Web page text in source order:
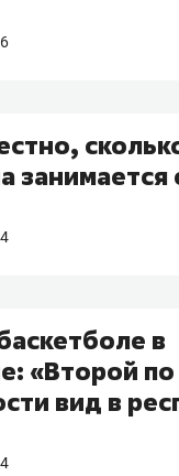
6
4
в
«Второй по
вид в
4